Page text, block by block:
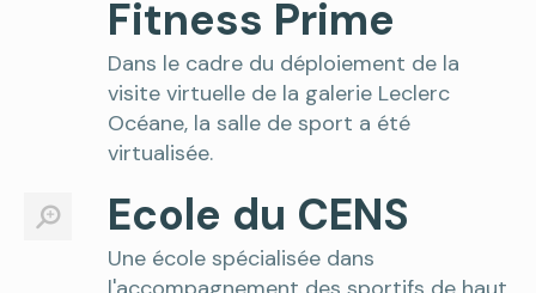
Fitness Prime
Dans le cadre du déploiement de la
visite virtuelle de la galerie Leclerc
Océane, la salle de sport a été
virtualisée.
Ecole du CENS
Une école spécialisée dans